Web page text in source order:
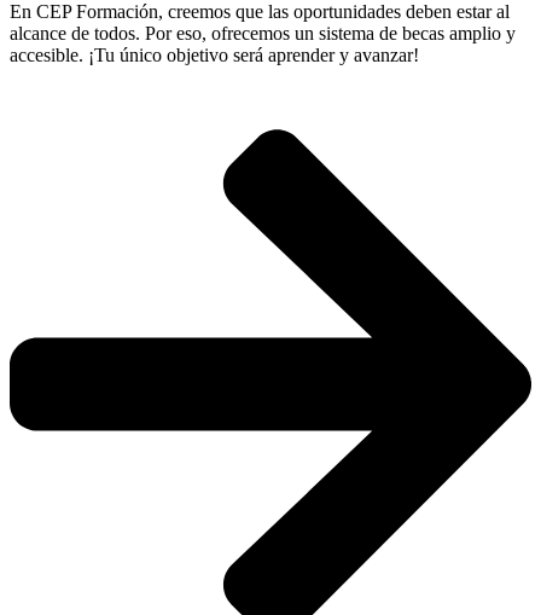
En CEP Formación, creemos que las oportunidades deben estar al
alcance de todos. Por eso, ofrecemos un sistema de becas amplio y
accesible. ¡Tu único objetivo será aprender y avanzar!